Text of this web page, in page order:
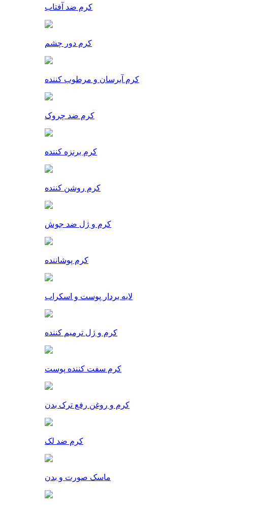
کرم ضد آفتاب
کرم دور چشم
کرم آبرسان و مرطوب کننده
کرم ضد چروک
کرم برنزه کننده
کرم روشن کننده
کرم و ژل ضد جوش
کرم پوشاننده
لایه بردار پوست و اسکراب
کرم و ژل ترمیم کننده
کرم سفت کننده پوست
کرم و روغن رفع ترک بدن
کرم ضد لک
ماسک صورت و بدن